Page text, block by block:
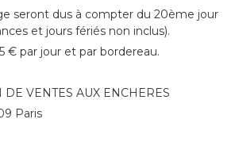
seront dus à compter du 20ème jour
et jours fériés non inclus).
€ par jour et par bordereau.
DE VENTES AUX ENCHERES
Paris